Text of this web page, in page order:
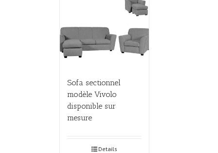
Sofa sectionnel
modèle Vivolo
disponible sur
mesure
Details